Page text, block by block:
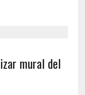
mural del